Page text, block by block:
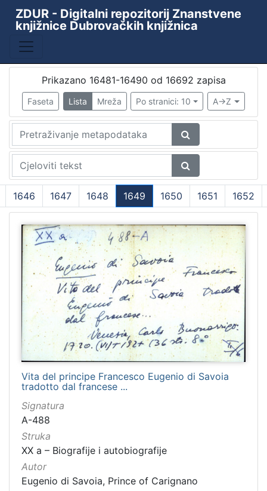
Baza
ZKD - ZDUR
Periodika Ragusina
Knjižnica
]
Godina
9th decade of the 19th century
1478
1481
1482
Naslov
serijske
publikacije
Crvena Hrvatska
1460
Dubrovnik
1232
ZDUR - Digitalni repozitorij Znanstvene
knjižnice Dubrovačkih knjižnica
Prikazano 16481-16490 od 16692 zapisa
Faseta Lista Mreža Po stranici: 10 A->Z
1646 1647 1648
1649
(current)
1650 1651 1652
Vita del principe Francesco Eugenio di Savoia
tradotto dal francese ...
Signatura
A-488
Struka
XX a – Biografije i autobiografije
Autor
Eugenio di Savoia, Prince of Carignano